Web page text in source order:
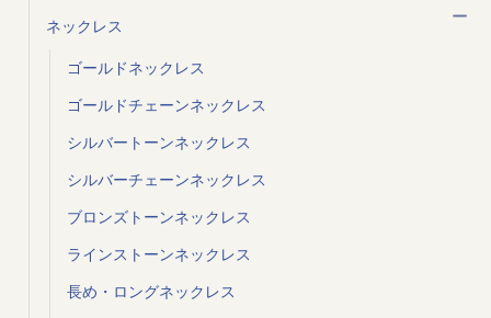
ネックレス
ゴールドネックレス
ゴールドチェーンネックレス
シルバートーンネックレス
シルバーチェーンネックレス
ブロンズトーンネックレス
ラインストーンネックレス
長め・ロングネックレス